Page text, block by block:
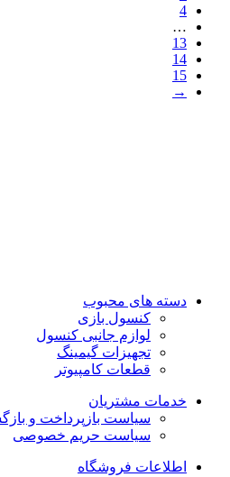
4
…
13
14
15
→
دسته های محبوب
کنسول بازی
لوازم جانبی کنسول
تجهیزات گیمینگ
قطعات کامپیوتر
خدمات مشتریان
سیاست بازپرداخت و
سیاست حریم خصوصی
اطلاعات فروشگاه